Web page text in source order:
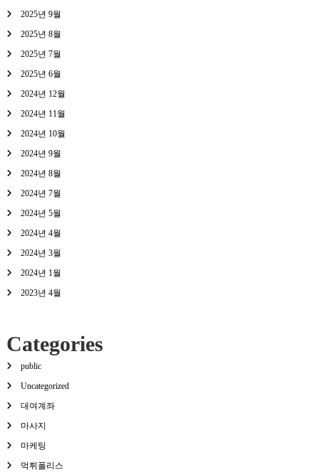
2025년 9월
2025년 8월
2025년 7월
2025년 6월
2024년 12월
2024년 11월
2024년 10월
2024년 9월
2024년 8월
2024년 7월
2024년 5월
2024년 4월
2024년 3월
2024년 1월
2023년 4월
Categories
public
Uncategorized
대여계좌
마사지
마케팅
먹튀폴리스